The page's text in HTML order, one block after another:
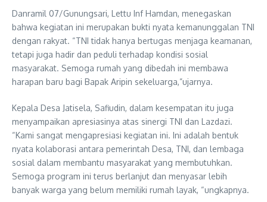
Danramil 07/Gunungsari, Lettu Inf Hamdan, menegaskan
bahwa kegiatan ini merupakan bukti nyata kemanunggalan TNI
dengan rakyat. “TNI tidak hanya bertugas menjaga keamanan,
tetapi juga hadir dan peduli terhadap kondisi sosial
masyarakat. Semoga rumah yang dibedah ini membawa
harapan baru bagi Bapak Aripin sekeluarga,”ujarnya.
Kepala Desa Jatisela, Safiudin, dalam kesempatan itu juga
menyampaikan apresiasinya atas sinergi TNI dan Lazdazi.
“Kami sangat mengapresiasi kegiatan ini. Ini adalah bentuk
nyata kolaborasi antara pemerintah Desa, TNI, dan lembaga
sosial dalam membantu masyarakat yang membutuhkan.
Semoga program ini terus berlanjut dan menyasar lebih
banyak warga yang belum memiliki rumah layak, “ungkapnya.